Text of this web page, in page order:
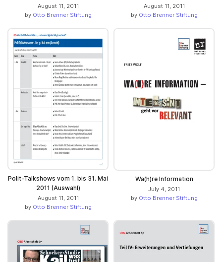
August 11, 2011
by Otto Brenner Stiftung
August 11, 2011
by Otto Brenner Stiftung
Polit-Talkshows vom 1. bis 31. Mai
2011 (Auswahl)
August 11, 2011
by Otto Brenner Stiftung
Wa(h)re Information
July 4, 2011
by Otto Brenner Stiftung